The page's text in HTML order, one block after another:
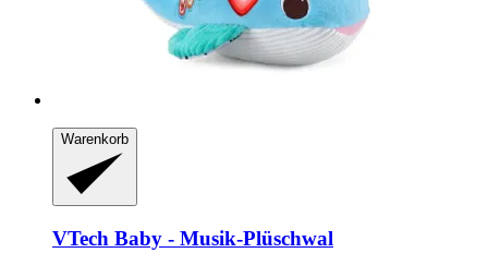
Warenkorb
VTech Baby -​ Musik-​Plüschwal